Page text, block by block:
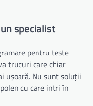
specialist
pentru teste
trucuri care chiar
ușoară. Nu sunt soluții
cu care intri în